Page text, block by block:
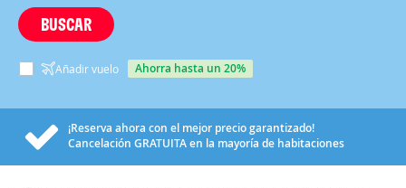
BUSCAR
Añadir vuelo ahorra hasta un 20%
¡Reserva ahora con el mejor precio garantizado!
Cancelación GRATUITAen la mayoría de habitaciones